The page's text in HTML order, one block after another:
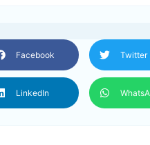
Facebook Twitter
LinkedIn